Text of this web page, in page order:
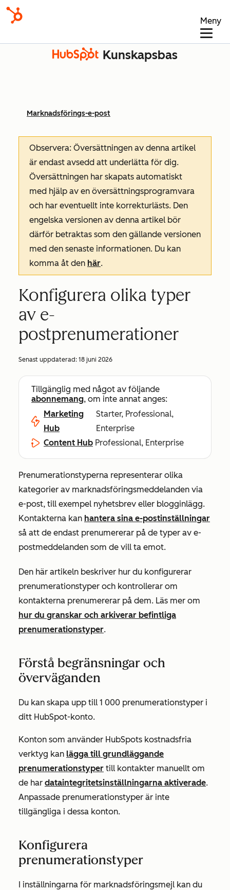
Meny
Kunskapsbas
Marknadsförings-e-post
Observera: Översättningen av denna artikel
är endast avsedd att underlätta för dig.
Översättningen har skapats automatiskt
med hjälp av en översättningsprogramvara
och har eventuellt inte korrekturlästs. Den
engelska versionen av denna artikel bör
därför betraktas som den gällande versionen
med den senaste informationen. Du kan
komma åt den här.
Konfigurera olika typer
av e-
postprenumerationer
Senast uppdaterad: 18 juni 2026
Tillgänglig med något av följande
abonnemang, om inte annat anges:
Marketing
Hub
Starter, Professional,
Enterprise
Content Hub Professional, Enterprise
Prenumerationstyperna representerar olika
kategorier av marknadsföringsmeddelanden via
e-post, till exempel nyhetsbrev eller blogginlägg.
Kontakterna kan hantera sina e-postinställningar
så att de endast prenumererar på de typer av e-
postmeddelanden som de vill ta emot.
Den här artikeln beskriver hur du konfigurerar
prenumerationstyper och kontrollerar om
kontakterna prenumererar på dem. Läs mer om
hur du granskar och arkiverar befintliga
prenumerationstyper.
Förstå begränsningar och
överväganden
Du kan skapa upp till 1 000 prenumerationstyper i
ditt HubSpot-konto.
Konton som använder HubSpots kostnadsfria
verktyg kan lägga till grundläggande
prenumerationstyper till kontakter manuellt om
de har dataintegritetsinställningarna aktiverade.
Anpassade prenumerationstyper är inte
tillgängliga i dessa konton.
Konfigurera
prenumerationstyper
I inställningarna för marknadsföringsmejl kan du